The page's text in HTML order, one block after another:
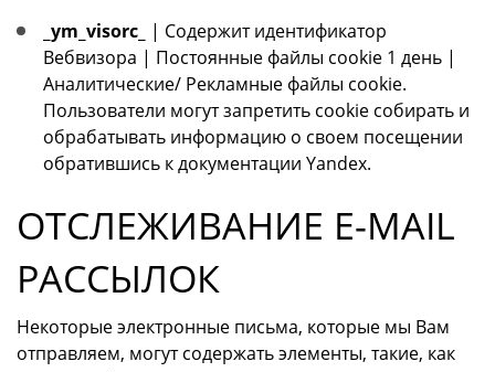
_ym_visorc_
| Содержит идентификатор
Вебвизора | Постоянные файлы cookie 1 день |
Аналитические/ Рекламные файлы cookie.
Пользователи могут запретить cookie собирать и
обрабатывать информацию о своем посещении
обратившись к документации Yandex.
ОТСЛЕЖИВАНИЕ E-MAIL
РАССЫЛОК
Некоторые электронные письма, которые мы Вам
отправляем, могут содержать элементы, такие, как